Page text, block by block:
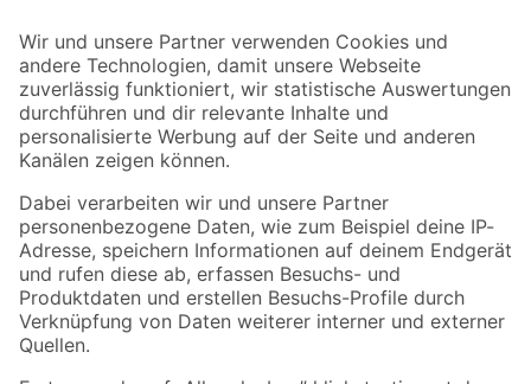
Der toom Newsletter: Keine Angebote und Aktionen mehr verpassen!
Zur Newsletter Anmeldung
Folge uns
Zahlungsarten Versandarten
Sicher einkaufen